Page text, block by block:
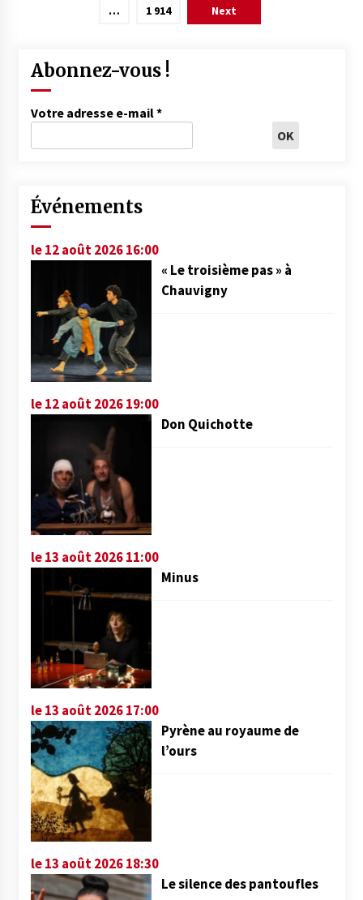
… 1 914 Next
Abonnez-vous !
Votre adresse e-mail*
Événements
le 12 août 2026 16:00
« Le troisième pas » à
Chauvigny
le 12 août 2026 19:00
Don Quichotte
le 13 août 2026 11:00
Minus
le 13 août 2026 17:00
Pyrène au royaume de
l’ours
le 13 août 2026 18:30
Le silence des pantoufles